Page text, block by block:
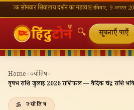
शिवालय दर्शन का महत्व🌸 गणेश चतुर्थी — भाद्रपद शुक्ल
रविवार, 9 अगस्त
🔍 सूचनाएँ पाएँ
Home ›ज्योतिष›
वृषभ राशि जुलाई 2026 राशिफल — वैदिक चंद्र राशि
ज्योतिष